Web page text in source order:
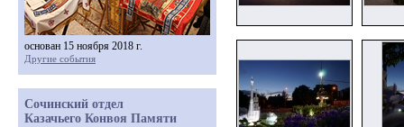
основан 15 ноября 2018 г.
Другие события
Сочинский отдел
Казачьего Конвоя Памяти